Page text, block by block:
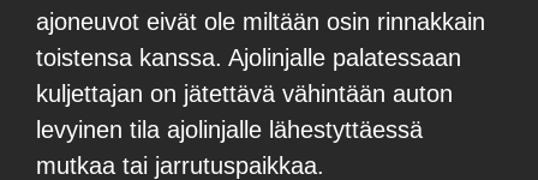
ajoneuvot eivät ole miltään osin rinnakkain
toistensa kanssa. Ajolinjalle palatessaan
kuljettajan on jätettävä vähintään auton
levyinen tila ajolinjalle lähestyttäessä
mutkaa tai jarrutuspaikkaa.